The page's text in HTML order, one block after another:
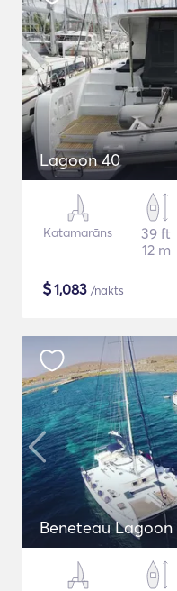
Lagoon 40
Katamarāns
39 ft
12 m
$1,083 /nakts
Beneteau Lagoon